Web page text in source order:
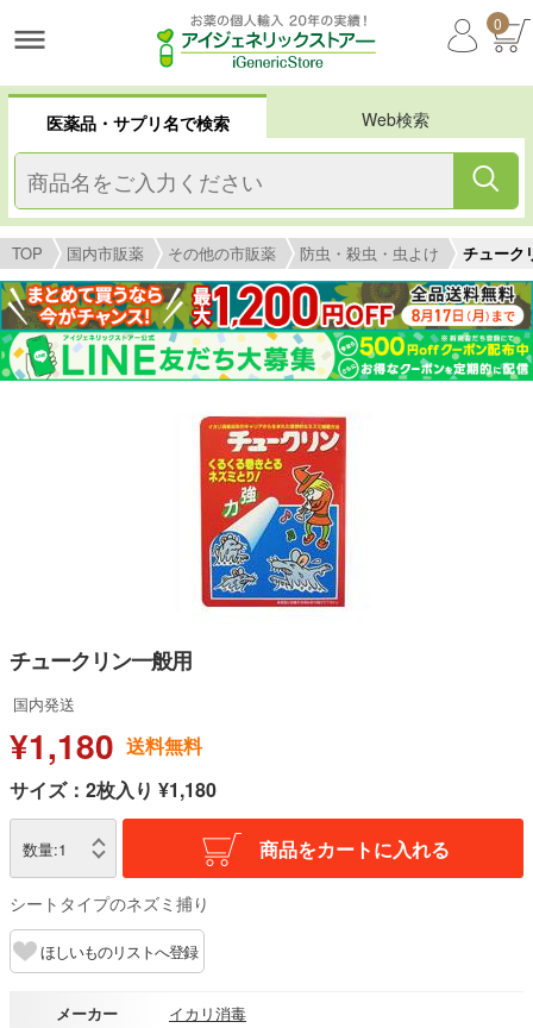
0
医薬品・サプリ名で検索 Web検索
TOP 国内市販薬 その他の市販薬 防虫・殺虫・虫よけ チューク
チュークリン一般用
国内発送
¥1,180 送料無料
サイズ：2枚入り ¥1,180
数量:1 商品をカートに入れる
シートタイプのネズミ捕り
ほしいものリストへ登録
メーカー
イカリ消毒